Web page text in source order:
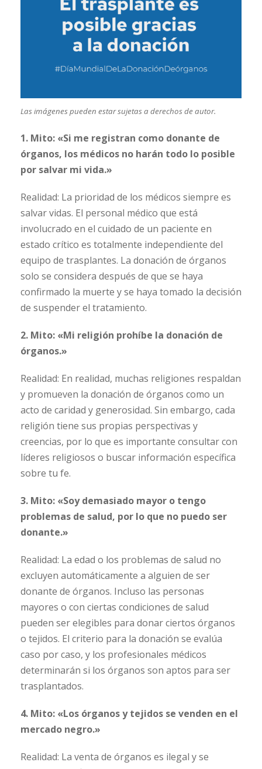
Las imágenes pueden estar sujetas a derechos de autor.
1. Mito: «Si me registran como donante de
órganos, los médicos no harán todo lo posible
por salvar mi vida.»
Realidad: La prioridad de los médicos siempre es
salvar vidas. El personal médico que está
involucrado en el cuidado de un paciente en
estado crítico es totalmente independiente del
equipo de trasplantes. La donación de órganos
solo se considera después de que se haya
confirmado la muerte y se haya tomado la decisión
de suspender el tratamiento.
2. Mito: «Mi religión prohíbe la donación de
órganos.»
Realidad: En realidad, muchas religiones respaldan
y promueven la donación de órganos como un
acto de caridad y generosidad. Sin embargo, cada
religión tiene sus propias perspectivas y
creencias, por lo que es importante consultar con
líderes religiosos o buscar información específica
sobre tu fe.
3. Mito: «Soy demasiado mayor o tengo
problemas de salud, por lo que no puedo ser
donante.»
Realidad: La edad o los problemas de salud no
excluyen automáticamente a alguien de ser
donante de órganos. Incluso las personas
mayores o con ciertas condiciones de salud
pueden ser elegibles para donar ciertos órganos
o tejidos. El criterio para la donación se evalúa
caso por caso, y los profesionales médicos
determinarán si los órganos son aptos para ser
trasplantados.
4. Mito: «Los órganos y tejidos se venden en el
mercado negro.»
Realidad: La venta de órganos es ilegal y se